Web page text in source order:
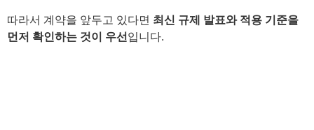
따라서 계약을 앞두고 있다면 최신 규제 발표와 적용 기준을
먼저 확인하는 것이 우선 입니다.